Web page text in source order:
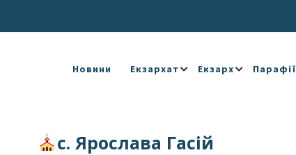
Новини Екзархат Екзарх Парафії
с. Ярослава Гасій